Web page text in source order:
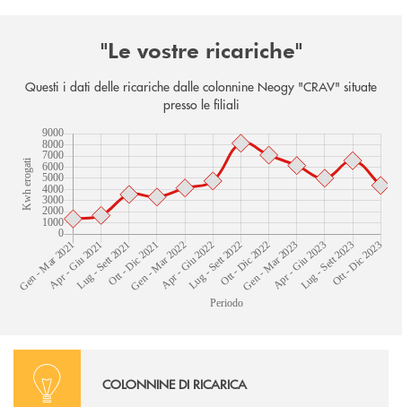
"Le vostre ricariche"
Questi i dati delle ricariche dalle colonnine Neogy "CRAV" situate
presso le filiali
COLONNINE DI RICARICA